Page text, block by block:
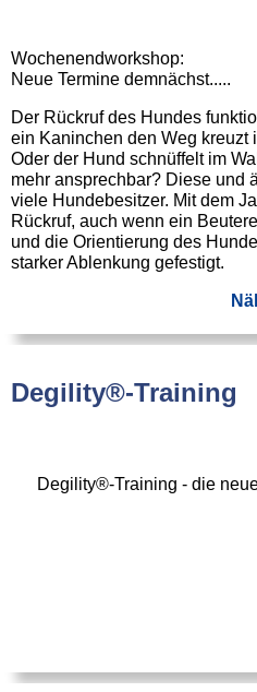
Wochenendworkshop:
Neue Termine demnächst.....
Der Rückruf des Hundes
ein Kaninchen den Weg kreuzt
Oder der Hund schnüffelt im
mehr ansprechbar? Diese und
viele Hundebesitzer. Mit dem
Rückruf, auch wenn ein
und die Orientierung des
starker Ablenkung gefestigt.
Degility®-Training
Degility®-Training - die